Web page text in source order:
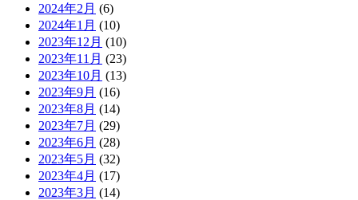
2024年2月 (6)
2024年1月 (10)
2023年12月 (10)
2023年11月 (23)
2023年10月 (13)
2023年9月 (16)
2023年8月 (14)
2023年7月 (29)
2023年6月 (28)
2023年5月 (32)
2023年4月 (17)
2023年3月 (14)